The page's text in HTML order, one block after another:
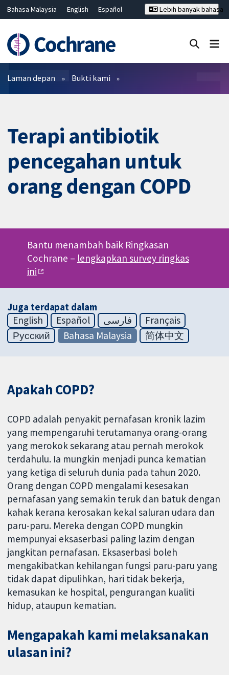
Bahasa Malaysia English
Español
Hrvatski
Deutsch ไทย
繁體中文
简体中文
Lebih banyak bahasa
Penapis
Laman depan Bukti kami
Terapi antibiotik
pencegahan untuk
orang dengan COPD
Bantu menambah baik Ringkasan
Cochrane – lengkapkan survey ringkas
ini
Juga terdapat dalam
English
Español فارسی
Français
Русский
Bahasa Malaysia 简体中文
Apakah COPD?
COPD adalah penyakit pernafasan kronik lazim
yang mempengaruhi terutamanya orang-orang
yang merokok sekarang atau pernah merokok
terdahulu. Ia mungkin menjadi punca kematian
yang ketiga di seluruh dunia pada tahun 2020.
Orang dengan COPD mengalami kesesakan
pernafasan yang semakin teruk dan batuk dengan
kahak kerana kerosakan kekal saluran udara dan
paru-paru. Mereka dengan COPD mungkin
mempunyai eksaserbasi paling lazim dengan
jangkitan pernafasan. Eksaserbasi boleh
mengakibatkan kehilangan fungsi paru-paru yang
tidak dapat dipulihkan, hari tidak bekerja,
kemasukan ke hospital, pengurangan kualiti
hidup, ataupun kematian.
Mengapakah kami melaksanakan
ulasan ini?